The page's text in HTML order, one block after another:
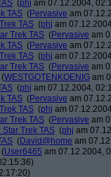
(phj am 07.12.2004,
TAS (Pervasive am
TAS (phj am
Trek TAS (Pervasive am
TAS (Pervasive am
TAS (phj am
Trek TAS (Pervasive am
(WESTGOTENKOENIG am
(phj am 07.12.2004,
TAS (Pervasive am
TAS (phj am
Trek TAS (Pervasive am
Star Trek TAS (phj am
(David@home am
(User6465 am 07.12.2004,